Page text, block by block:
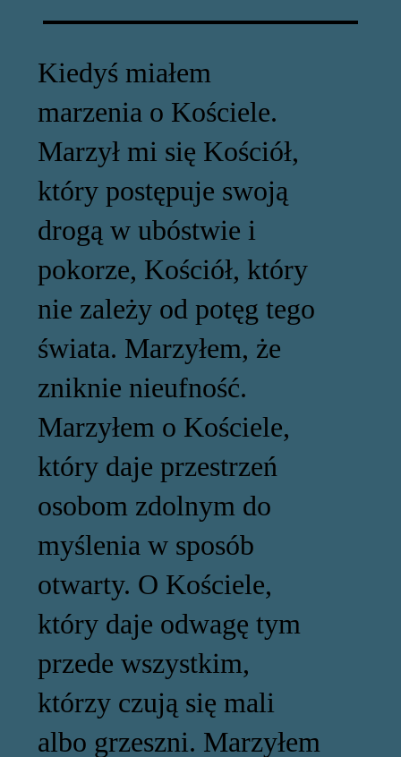
Kiedyś miałem
marzenia o Kościele.
Marzył mi się Kościół,
który postępuje swoją
drogą w ubóstwie i
pokorze, Kościół, który
nie zależy od potęg tego
świata. Marzyłem, że
zniknie nieufność.
Marzyłem o Kościele,
który daje przestrzeń
osobom zdolnym do
myślenia w sposób
otwarty. O Kościele,
który daje odwagę tym
przede wszystkim,
którzy czują się mali
albo grzeszni. Marzyłem